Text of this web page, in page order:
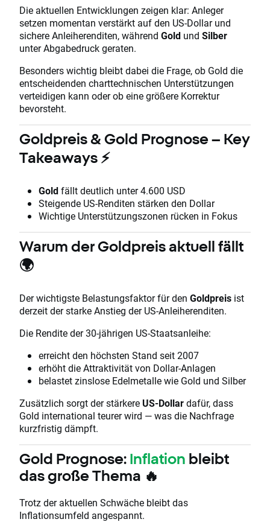
Die aktuellen Entwicklungen zeigen klar: Anleger
setzen momentan verstärkt auf den US-Dollar und
sichere Anleiherenditen, während Gold und Silber
unter Abgabedruck geraten.
Besonders wichtig bleibt dabei die Frage, ob Gold die
entscheidenden charttechnischen Unterstützungen
verteidigen kann oder ob eine größere Korrektur
bevorsteht.
Goldpreis & Gold Prognose – Key
Takeaways ⚡
Goldfällt deutlich unter 4.600 USD
Steigende US-Renditen stärken den Dollar
Wichtige Unterstützungszonen rücken in Fokus
Warum der Goldpreis aktuell fällt
🌍
Der wichtigste Belastungsfaktor für den Goldpreis ist
derzeit der starke Anstieg der US-Anleiherenditen.
Die Rendite der 30-jährigen US-Staatsanleihe:
erreicht den höchsten Stand seit 2007
erhöht die Attraktivität von Dollar-Anlagen
belastet zinslose Edelmetalle wie Gold und Silber
Zusätzlich sorgt der stärkere US-Dollardafür, dass
Gold international teurer wird — was die Nachfrage
kurzfristig dämpft.
Gold Prognose: Inflation bleibt
das große Thema 🔥
Trotz der aktuellen Schwäche bleibt das
Inflationsumfeld angespannt.